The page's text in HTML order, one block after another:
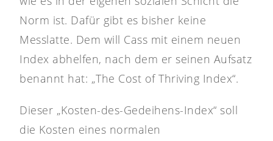
Norm ist. Dafür gibt es bisher keine
Messlatte. Dem will Cass mit einem neuen
Index abhelfen, nach dem er seinen Aufsatz
benannt hat: „The Cost of Thriving Index“.
Dieser „Kosten-des-Gedeihens-Index“ soll
die Kosten eines normalen